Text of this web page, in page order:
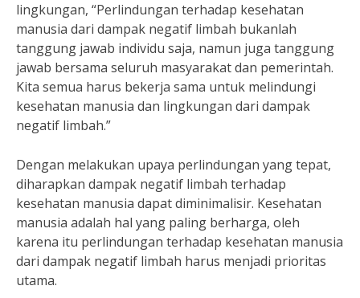
lingkungan, “Perlindungan terhadap kesehatan
manusia dari dampak negatif limbah bukanlah
tanggung jawab individu saja, namun juga tanggung
jawab bersama seluruh masyarakat dan pemerintah.
Kita semua harus bekerja sama untuk melindungi
kesehatan manusia dan lingkungan dari dampak
negatif limbah.”
Dengan melakukan upaya perlindungan yang tepat,
diharapkan dampak negatif limbah terhadap
kesehatan manusia dapat diminimalisir. Kesehatan
manusia adalah hal yang paling berharga, oleh
karena itu perlindungan terhadap kesehatan manusia
dari dampak negatif limbah harus menjadi prioritas
utama.